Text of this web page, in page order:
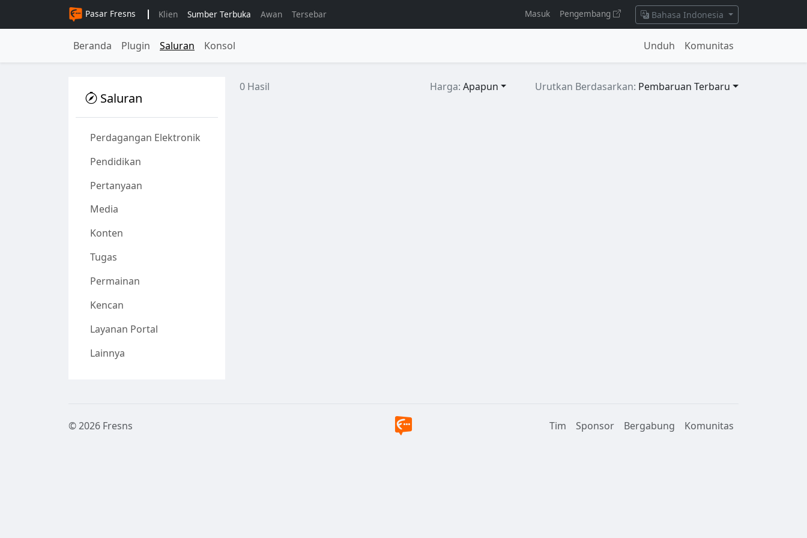
Pasar Fresns Klien Sumber Terbuka Awan Tersebar Masuk Pengembang Bahasa Indonesia
Beranda Plugin Saluran Konsol Unduh Komunitas
Saluran
Perdagangan Elektronik
Pendidikan
Pertanyaan
Media
Konten
Tugas
Permainan
Kencan
Layanan Portal
Lainnya
0 Hasil Harga: Apapun Urutkan Berdasarkan: Pembaruan Terbaru
© 2026 Fresns Tim Sponsor Bergabung Komunitas